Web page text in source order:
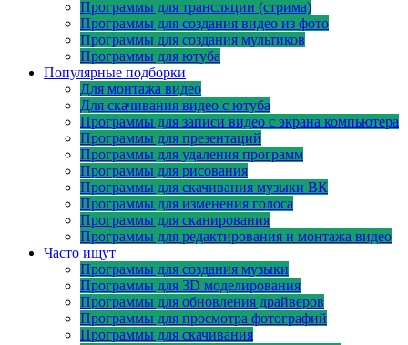
Программы для трансляции (стрима)
Программы для создания видео из фото
Программы для создания мультиков
Программы для ютуба
Популярные подборки
Для монтажа видео
Для скачивания видео с ютуба
Программы для записи видео с экрана компьютера
Программы для презентаций
Программы для удаления программ
Программы для рисования
Программы для скачивания музыки ВК
Программы для изменения голоса
Программы для сканирования
Программы для редактирования и монтажа видео
Часто ищут
Программы для создания музыки
Программы для 3D моделирования
Программы для обновления драйверов
Программы для просмотра фотографий
Программы для скачивания